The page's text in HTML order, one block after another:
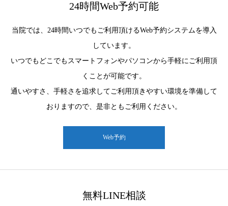
24時間Web予約可能
当院では、24時間いつでもご利用頂けるWeb予約システムを導入
しています。
いつでもどこでもスマートフォンやパソコンから手軽にご利用頂
くことが可能です。
通いやすさ、手軽さを追求してご利用頂きやすい環境を準備して
おりますので、是非ともご利用ください。
Web予約
無料LINE相談